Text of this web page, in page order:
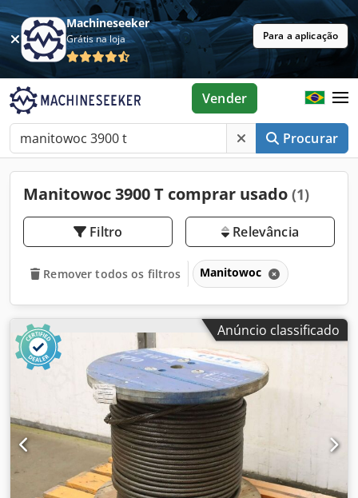
Machineseeker
Grátis na loja Para a aplicação
Procurar
Vender
Manitowoc 3900 T comprar usado (1)
Filtro Relevância
Remover todos os filtros Manitowoc
Anúncio classificado